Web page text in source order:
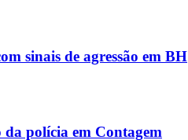
sinais de agressão em BH
da polícia em Contagem